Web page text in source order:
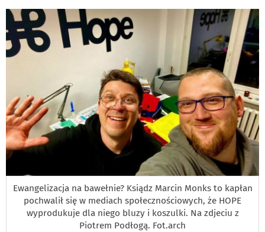
Ewangelizacja na bawełnie? Ksiądz Marcin Monks to kapłan
pochwalił się w mediach społecznościowych, że HOPE
wyprodukuje dla niego bluzy i koszulki. Na zdjeciu z
Piotrem Podłogą. Fot.arch